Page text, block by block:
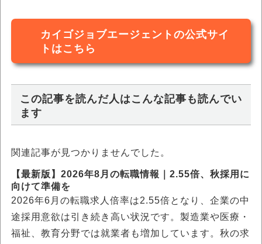
カイゴジョブエージェントの公式サイ
トはこちら
この記事を読んだ人はこんな記事も読んでい
ます
関連記事が見つかりませんでした。
【最新版】2026年8月の転職情報｜2.55倍、秋採用に
向けて準備を
2026年6月の転職求人倍率は2.55倍となり、企業の中
途採用意欲は引き続き高い状況です。製造業や医療・
福祉、教育分野では就業者も増加しています。秋の求